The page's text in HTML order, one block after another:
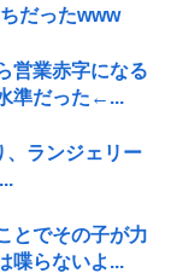
だったwww
営業赤字になる
準だった←...
、ランジェリー
とでその子が力
喋らないよ...